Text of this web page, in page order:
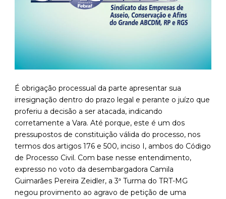
É obrigação processual da parte apresentar sua
irresignação dentro do prazo legal e perante o juízo que
proferiu a decisão a ser atacada, indicando
corretamente a Vara. Até porque, este é um dos
pressupostos de constituição válida do processo, nos
termos dos artigos 176 e 500, inciso I, ambos do Código
de Processo Civil. Com base nesse entendimento,
expresso no voto da desembargadora Camila
Guimarães Pereira Zeidler, a 3ª Turma do TRT-MG
negou provimento ao agravo de petição de uma